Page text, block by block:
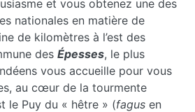
et vous obtenez une des
nationales en matière de
de kilomètres à l’est des
des Épesses, le plus
vous accueille pour vous
au cœur de la tourmente
le Puy du « hêtre » (fagus en